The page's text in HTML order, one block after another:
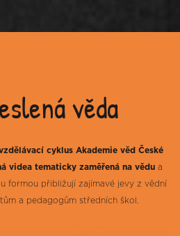
věda
cyklus Akademie věd České
videa tematicky zaměřená na vědua
formou přibližují zajímavé jevy z vědní
a pedagogům středních škol.